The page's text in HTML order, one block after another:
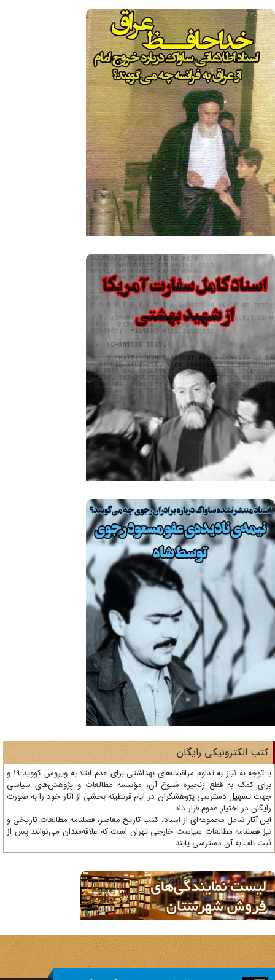
الکترونیکی رایگان
با توجه به نیاز به تداوم مراقبت‌های بهداشتی برای عدم ابتلا به ویروس کووید 19 و
کمک به قطع زنجیره شیوع آن، مؤسسه مطالعات و پژوهش‌های سیاسی
تسهیل دسترسی پژوهشگران در ایام قرنطینه بخشی از آثار خود را به صورت
در اختیار عموم قرار داد.
آثار شامل مجموعه‌ای از اسناد، کتب تاریخ معاصر، فصلنامه‌ مطالعات تاریخی و
فصلنامه مطالعات سیاست خارجی تهران است که علاقه‌مندان می‌توانند پس از
نام، به آن دسترسی یابند.